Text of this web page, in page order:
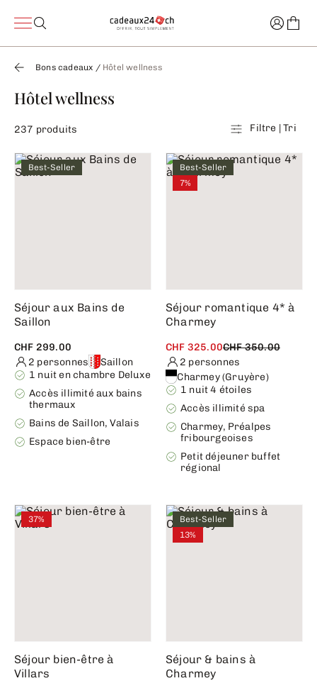
Bons cadeaux / Hôtel wellness
Hôtel wellness
237 produits Filtre | Tri
Best-Seller
Séjour aux Bains de
Saillon
CHF 299.00
2 personnes
Saillon
1 nuit en chambre Deluxe
Accès illimité aux bains
thermaux
Bains de Saillon, Valais
Espace bien-être
Best-Seller
7%
Séjour romantique 4* à
Charmey
CHF 325.00CHF 350.00
2 personnes
Charmey (Gruyère)
1 nuit 4 étoiles
Accès illimité spa
Charmey, Préalpes
fribourgeoises
Petit déjeuner buffet
régional
37%
Séjour bien-être à
Villars
Best-Seller
13%
Séjour & bains à
Charmey